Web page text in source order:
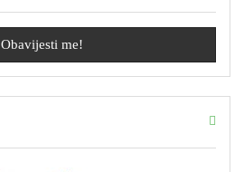
Obavijesti me!